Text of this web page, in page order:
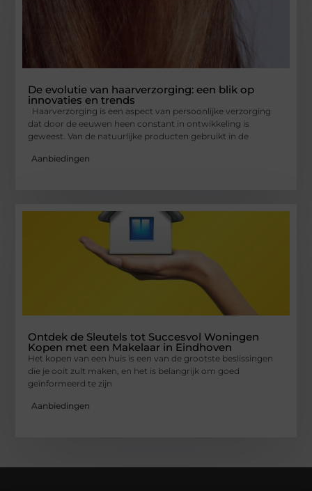
De evolutie van haarverzorging: een blik op
innovaties en trends
Haarverzorging is een aspect van persoonlijke verzorging
dat door de eeuwen heen constant in ontwikkeling is
geweest. Van de natuurlijke producten gebruikt in de
Aanbiedingen
Ontdek de Sleutels tot Succesvol Woningen
Kopen met een Makelaar in Eindhoven
Het kopen van een huis is een van de grootste beslissingen
die je ooit zult maken, en het is belangrijk om goed
geïnformeerd te zijn
Aanbiedingen